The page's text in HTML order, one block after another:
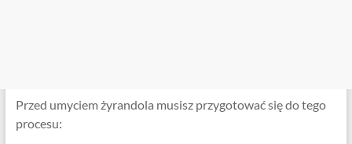
Przed umyciem żyrandola musisz przygotować się do tego
procesu: